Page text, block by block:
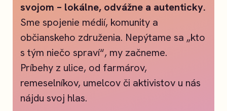
svojom – lokálne, odvážne a autenticky.
Sme spojenie médií, komunity a
občianskeho združenia. Nepýtame sa „kto
s tým niečo spraví“, my začneme.
Príbehy z ulice, od farmárov,
remeselníkov, umelcov či aktivistov u nás
nájdu svoj hlas.